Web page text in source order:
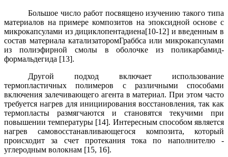
Большое число работ посвящено изучению такого типа
материалов на примере композитов на эпоксидной основе с
микрокапсулами из дициклопентадиена[10-12] и введенным в
состав материала катализаторомГраббса или микрокапсулами
из полиэфирной смолы в оболочке из поликарбамид-
формальдегида [13].
Другой подход включает использование
термопластичных полимеров с различными способами
включения залечивающего агента в материал. При этом часто
требуется нагрев для инициирования восстановления, так как
термопласты размягчаются и становятся текучими при
повышении температуры [14]. Интересным способом является
нагревсамовосстанавливающегося композита, который
происходит за счет протекания тока по наполнителю -
углеродным волокнам [15, 16].